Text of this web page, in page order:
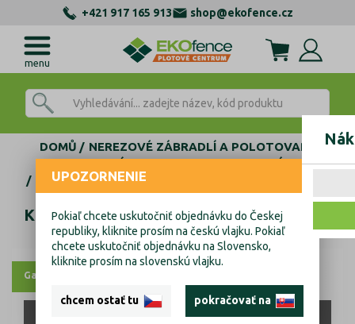
+421 917 165 913 shop@ekofence.cz
menu
DOMŮ
NEREZOVÉ ZÁBRADLÍ A POLOTOVARY
AL KOTEVNÍ PROFILY
FIX - BEZ NAKLÁPANÍ
VRCHNÍ TVAR L
Krycí lišta pro profil AL/0006..., AL/0006-ECO, ELOX
Krycí lišta pro profil AL/0006..., AL/0006-
ECO, ELOX
Galerie
JEN OSOBNÍ ODBĚR
UPOZORNENIE
Pokiaľ chcete uskutočniť objednávku do Českej
republiky, kliknite prosím na českú vlajku. Pokiaľ
chcete uskutočniť objednávku na Slovensko,
kliknite prosím na slovenskú vlajku.
chcem ostať tu pokračovať na